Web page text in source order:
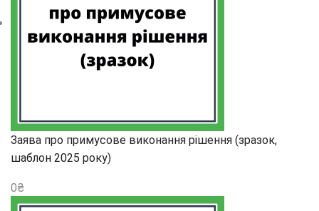
Заява про примусове виконання рішення (зразок,
шаблон 2025 року)
0₴